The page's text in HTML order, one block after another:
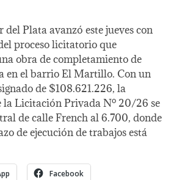
Plata avanzó este jueves con
proceso licitatorio que
obra de completamiento de
en el barrio El Martillo. Con un
de $108.621.226, la
la Licitación Privada Nº 20/26 se
de calle French al 6.700, donde
de ejecución de trabajos está
Facebook